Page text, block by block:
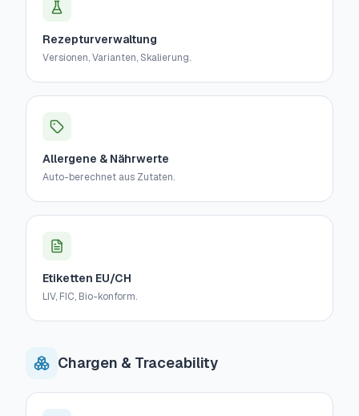
Rezepturverwaltung
Versionen, Varianten, Skalierung.
Allergene & Nährwerte
Auto-berechnet aus Zutaten.
Etiketten EU/CH
LIV, FIC, Bio-konform.
Chargen & Traceability